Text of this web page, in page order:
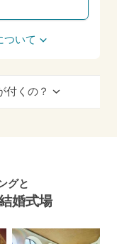
ついて
付くの？
グと
婚式場